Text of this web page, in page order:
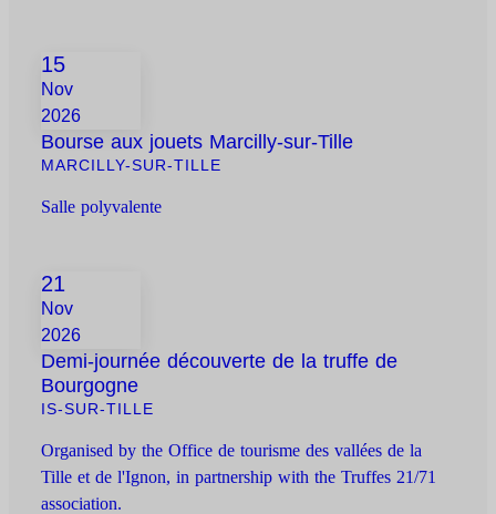
15
Nov
2026
Bourse aux jouets Marcilly-sur-Tille
MARCILLY-SUR-TILLE
Salle polyvalente
21
Nov
2026
Demi-journée découverte de la truffe de
Bourgogne
IS-SUR-TILLE
Organised by the Office de tourisme des vallées de la
Tille et de l'Ignon, in partnership with the Truffes 21/71
association.